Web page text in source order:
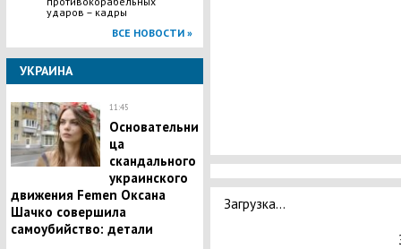
ударов – кадры
ВСЕ НОВОСТИ »
УКРАИНА
11:45
Основательни
ца
скандального
украинского
движения Femen Оксана
Шачко совершила
самоубийство: детали
Загрузка...